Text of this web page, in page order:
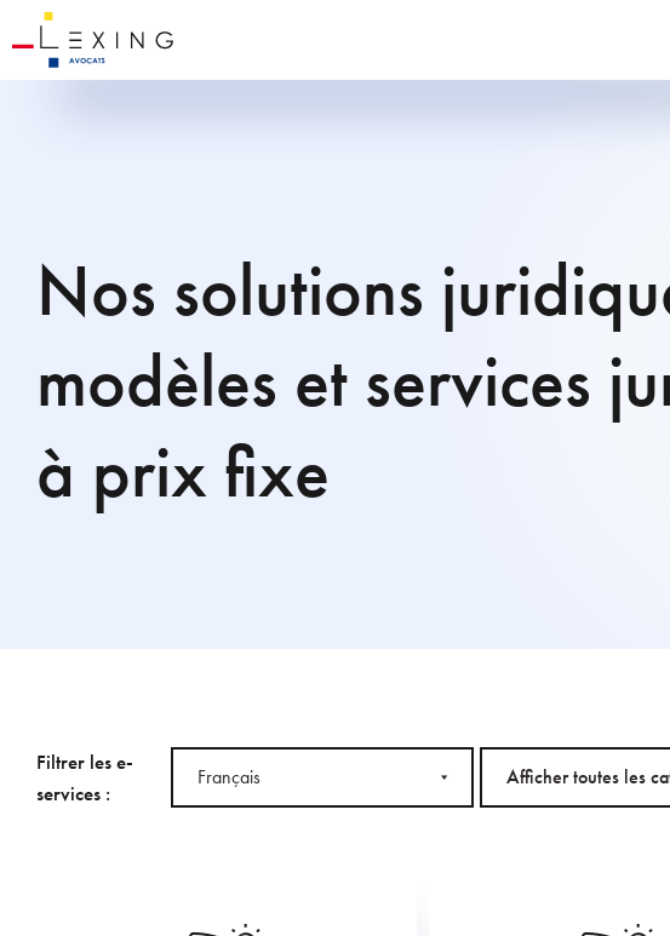
Nos solutions
modèles et services
à prix fixe
Filtrer les e-
services :
Français Afficher toutes les